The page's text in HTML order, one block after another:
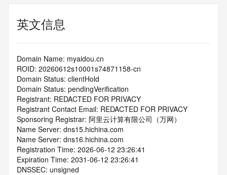
英文信息
Domain Name: myaidou.cn
ROID: 20260612s10001s74871158-cn
Domain Status: clientHold
Domain Status: pendingVerification
Registrant: REDACTED FOR PRIVACY
Registrant Contact Email: REDACTED FOR PRIVACY
Sponsoring Registrar: 阿里云计算有限公司（万网）
Name Server: dns15.hichina.com
Name Server: dns16.hichina.com
Registration Time: 2026-06-12 23:26:41
Expiration Time: 2031-06-12 23:26:41
DNSSEC: unsigned